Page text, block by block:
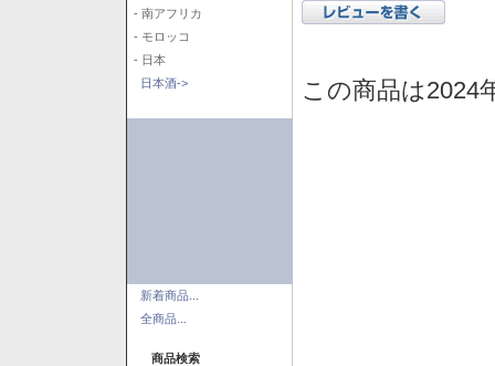
- 南アフリカ
- モロッコ
- 日本
日本酒->
新着商品...
全商品...
商品検索
この商品は2024